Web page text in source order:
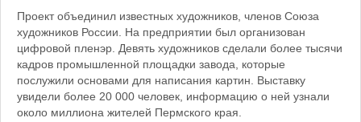
Проект объединил известных художников, членов Союза
художников России. На предприятии был организован
цифровой пленэр. Девять художников сделали более тысячи
кадров промышленной площадки завода, которые
послужили основами для написания картин. Выставку
увидели более 20 000 человек, информацию о ней узнали
около миллиона жителей Пермского края.